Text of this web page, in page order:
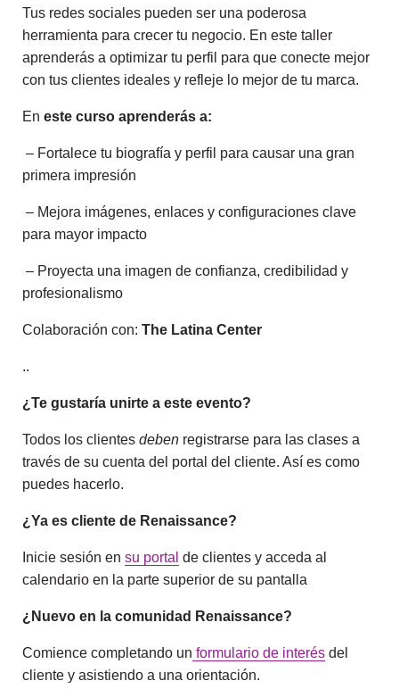
Tus redes sociales pueden ser una poderosa
herramienta para crecer tu negocio. En este taller
aprenderás a optimizar tu perfil para que conecte mejor
con tus clientes ideales y refleje lo mejor de tu marca.
En este curso aprenderás a:
– Fortalece tu biografía y perfil para causar una gran
primera impresión
– Mejora imágenes, enlaces y configuraciones clave
para mayor impacto
– Proyecta una imagen de confianza, credibilidad y
profesionalismo
Colaboración con: The Latina Center
..
¿Te gustaría unirte a este evento?
Todos los clientes deben registrarse para las clases a
través de su cuenta del portal del cliente. Así es como
puedes hacerlo.
¿Ya es cliente de Renaissance?
Inicie sesión en su portal de clientes y acceda al
calendario en la parte superior de su pantalla
¿Nuevo en la comunidad Renaissance?
Comience completando un formulario de interés del
cliente y asistiendo a una orientación.